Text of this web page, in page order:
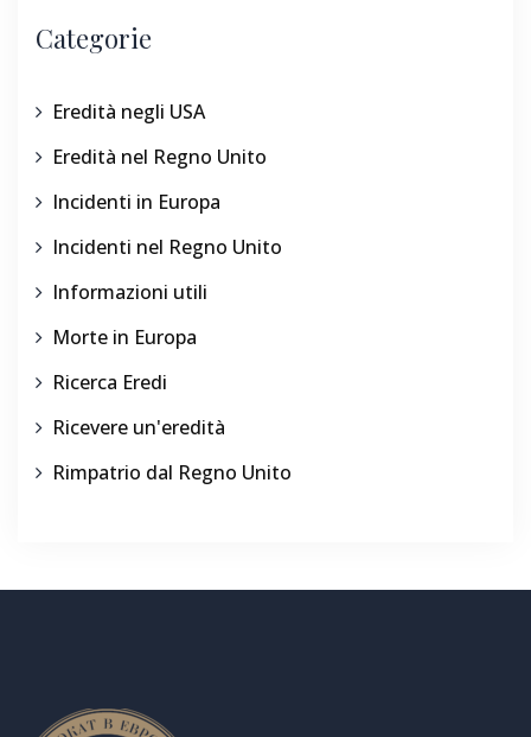
Categorie
Eredità negli USA
Eredità nel Regno Unito
Incidenti in Europa
Incidenti nel Regno Unito
Informazioni utili
Morte in Europa
Ricerca Eredi
Ricevere un'eredità
Rimpatrio dal Regno Unito